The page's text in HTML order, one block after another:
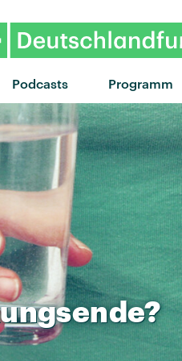
Podcasts Programm